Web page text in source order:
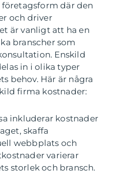
företagsform där den
och driver
är vanligt att ha en
branscher som
Enskild
in i olika typer
behov. Här är några
firma kostnader:
inkluderar kostnader
skaffa
webbplats och
varierar
storlek och bransch.